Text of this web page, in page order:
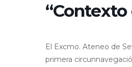
El Excmo. Ateneo de
primera